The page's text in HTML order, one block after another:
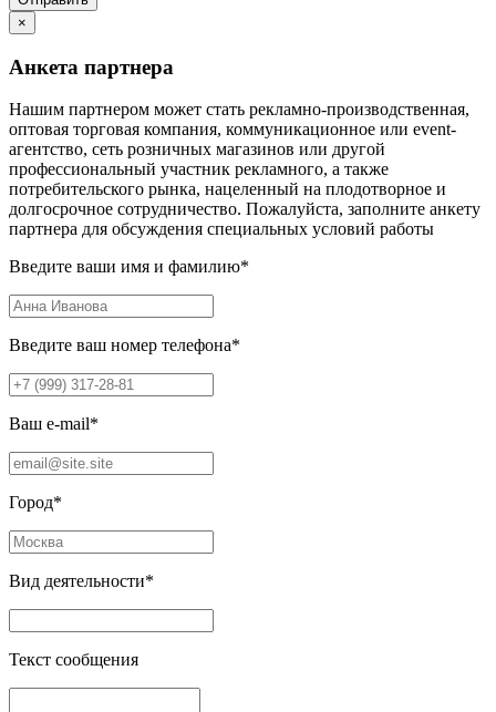
×
Анкета партнера
Нашим партнером может стать рекламно-производственная,
оптовая торговая компания, коммуникационное или event-
агентство, сеть розничных магазинов или другой
профессиональный участник рекламного, а также
потребительского рынка, нацеленный на плодотворное и
долгосрочное сотрудничество. Пожалуйста, заполните анкету
партнера для обсуждения специальных условий работы
Введите ваши имя и фамилию*
Введите ваш номер телефона*
Ваш e-mail*
Город*
Вид деятельности*
Текст сообщения